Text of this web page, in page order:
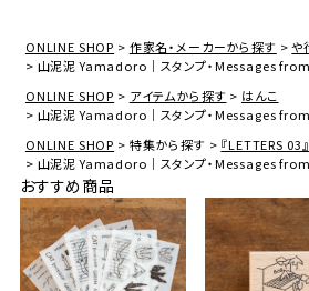
ONLINE SHOP 作家名・メーカーから探す や
山泥泥 Yamadoro｜スタンプ・Messages
ONLINE SHOP
アイテムから探す
はんこ
山泥泥 Yamadoro｜スタンプ・Messages
ONLINE SHOP
特集から探す
『LETTERS 03
山泥泥 Yamadoro｜スタンプ・Messages
おすすめ商品